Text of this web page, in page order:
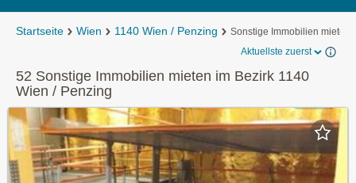
Startseite Wien 1140 Wien / Penzing
Sonstige Immobilien mieten
Aktuellste zuerst
52 Sonstige Immobilien mieten im Bezirk 1140
Wien / Penzing